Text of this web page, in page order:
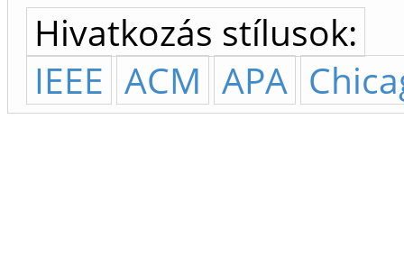
Hivatkozás stílusok:
IEEE ACM APA